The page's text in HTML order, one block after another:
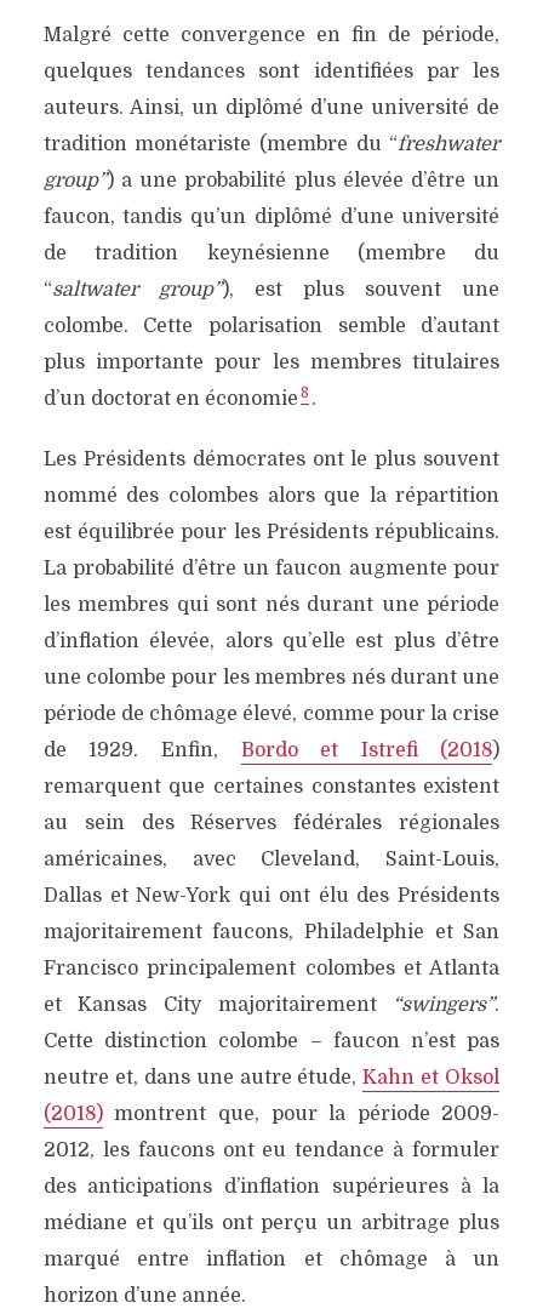
Malgré cette convergence en fin de période,
quelques tendances sont identifiées par les
auteurs. Ainsi, un diplômé d’une université de
tradition monétariste (membre du “freshwater
group”) a une probabilité plus élevée d’être un
faucon, tandis qu’un diplômé d’une université
de tradition keynésienne (membre du
“saltwater group”), est plus souvent une
colombe. Cette polarisation semble d’autant
plus importante pour les membres titulaires
d’un doctorat en économie 8 .
Les Présidents démocrates ont le plus souvent
nommé des colombes alors que la répartition
est équilibrée pour les Présidents républicains.
La probabilité d’être un faucon augmente pour
les membres qui sont nés durant une période
d’inflation élevée, alors qu’elle est plus d’être
une colombe pour les membres nés durant une
période de chômage élevé, comme pour la crise
de 1929. Enfin, Bordo et Istrefi (2018)
remarquent que certaines constantes existent
au sein des Réserves fédérales régionales
américaines, avec Cleveland, Saint-Louis,
Dallas et New-York qui ont élu des Présidents
majoritairement faucons, Philadelphie et San
Francisco principalement colombes et Atlanta
et Kansas City majoritairement
“swingers”.
Cette distinction colombe – faucon n’est pas
neutre et, dans une autre étude,Kahn et Oksol
(2018)montrent que, pour la période 2009-
2012, les faucons ont eu tendance à formuler
des anticipations d’inflation supérieures à la
médiane et qu’ils ont perçu un arbitrage plus
marqué entre inflation et chômage à un
horizon d’une année.